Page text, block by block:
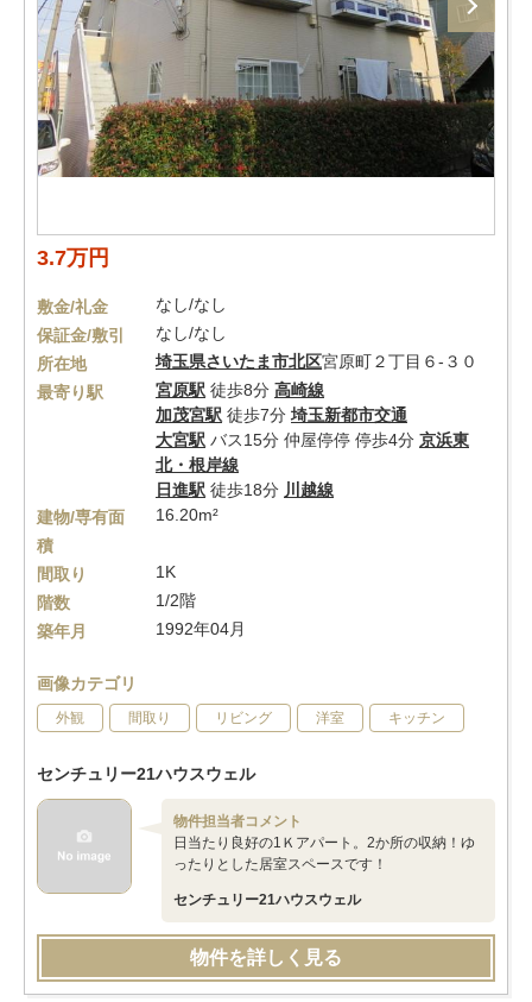
3.7万円
敷金/礼金
なし/なし
保証金/敷引
なし/なし
所在地
埼玉県さいたま市北区宮原町２丁目６-３０
最寄り駅
宮原駅 徒歩8分 高崎線
加茂宮駅 徒歩7分 埼玉新都市交通
大宮駅 バス15分 仲屋停停 停歩4分 京浜東
北・根岸線
日進駅 徒歩18分 川越線
建物/専有面
積
16.20m²
間取り
1K
階数
1/2階
築年月
1992年04月
画像カテゴリ
外観 間取り リビング 洋室 キッチン
センチュリー21ハウスウェル
物件担当者コメント
日当たり良好の1Ｋアパート。2か所の収納！ゆ
ったりとした居室スペースです！
センチュリー21ハウスウェル
物件を詳しく見る